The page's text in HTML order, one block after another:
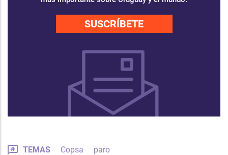
SUSCRÍBETE
TEMAS Copsa paro